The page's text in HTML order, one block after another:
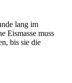
lang im
Eismasse muss
bis sie die